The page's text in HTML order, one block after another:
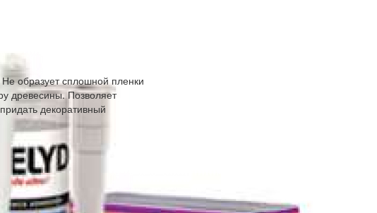
образует сплошной пленки
древесины. Позволяет
декоративный